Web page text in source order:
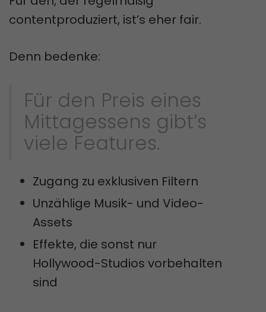
contentproduziert, ist’s eher fair.
Denn bedenke:
Für den Preis eines
Mittagessens gibt’s
viele Features.
Zugang zu exklusiven Filtern
Unzählige Musik- und Video-
Assets
Effekte, die sonst nur
Hollywood-Studios vorbehalten
sind